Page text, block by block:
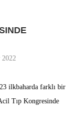
2022
ilkbaharda farklı bir
Tıp Kongresinde